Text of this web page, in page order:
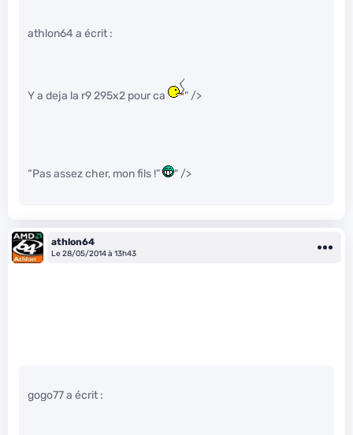
athlon64 a écrit :
Y a deja la r9 295x2 pour ca " />
“Pas assez cher, mon fils !” " />
athlon64
Le 28/05/2014 à 13h43
gogo77 a écrit :